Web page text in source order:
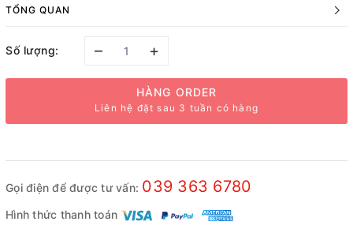
TỔNG QUAN
Số lượng: – +
HÀNG ORDER
Liên hệ đặt sau 3 tuần có hàng
Gọi điện để được tư vấn: 039 363 6780
Hình thức thanh toán